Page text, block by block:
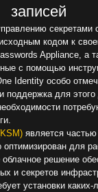
записей
кодом к
Appliance, а
с помощью
Identity особо
поддержка для
является
для
решение
и секретов
установки